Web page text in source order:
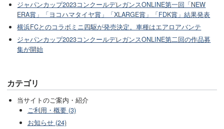
ジャパンカップ2023コンクールデレガンスONLINE第一回「NEW
ERA賞」「ヨコハマタイヤ賞」「XLARGE賞」「FDK賞」結果発表
横浜FCとのコラボミニ四駆が発売決定。車種はエアロアバンテ
ジャパンカップ2023コンクールデレガンスONLINE第二回の作品募
集が開始
カテゴリ
当サイトのご案内・紹介
ご利用・概要 (3)
お知らせ (24)